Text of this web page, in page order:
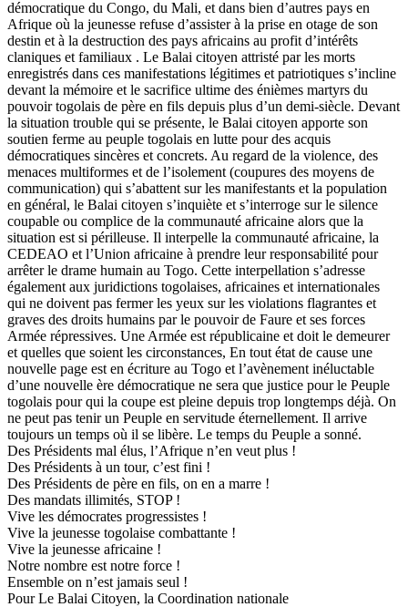
démocratique du Congo, du Mali, et dans bien d’autres pays en
Afrique où la jeunesse refuse d’assister à la prise en otage de son
destin et à la destruction des pays africains au profit d’intérêts
claniques et familiaux . Le Balai citoyen attristé par les morts
enregistrés dans ces manifestations légitimes et patriotiques s’incline
devant la mémoire et le sacrifice ultime des énièmes martyrs du
pouvoir togolais de père en fils depuis plus d’un demi-siècle. Devant
la situation trouble qui se présente, le Balai citoyen apporte son
soutien ferme au peuple togolais en lutte pour des acquis
démocratiques sincères et concrets. Au regard de la violence, des
menaces multiformes et de l’isolement (coupures des moyens de
communication) qui s’abattent sur les manifestants et la population
en général, le Balai citoyen s’inquiète et s’interroge sur le silence
coupable ou complice de la communauté africaine alors que la
situation est si périlleuse. Il interpelle la communauté africaine, la
CEDEAO et l’Union africaine à prendre leur responsabilité pour
arrêter le drame humain au Togo. Cette interpellation s’adresse
également aux juridictions togolaises, africaines et internationales
qui ne doivent pas fermer les yeux sur les violations flagrantes et
graves des droits humains par le pouvoir de Faure et ses forces
Armée répressives. Une Armée est républicaine et doit le demeurer
et quelles que soient les circonstances, En tout état de cause une
nouvelle page est en écriture au Togo et l’avènement inéluctable
d’une nouvelle ère démocratique ne sera que justice pour le Peuple
togolais pour qui la coupe est pleine depuis trop longtemps déjà. On
ne peut pas tenir un Peuple en servitude éternellement. Il arrive
toujours un temps où il se libère. Le temps du Peuple a sonné.
Des Présidents mal élus, l’Afrique n’en veut plus !
Des Présidents à un tour, c’est fini !
Des Présidents de père en fils, on en a marre !
Des mandats illimités, STOP !
Vive les démocrates progressistes !
Vive la jeunesse togolaise combattante !
Vive la jeunesse africaine !
Notre nombre est notre force !
Ensemble on n’est jamais seul !
Pour Le Balai Citoyen, la Coordination nationale